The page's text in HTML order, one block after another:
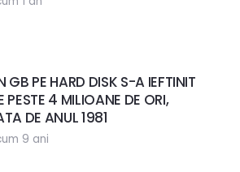
GB PE HARD DISK S-A IEFTINIT
PESTE 4 MILIOANE DE ORI,
DE ANUL 1981
9 ani